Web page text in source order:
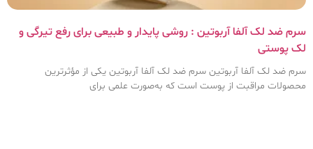
سرم ضد لک آلفا آربوتین : روشی پایدار و طبیعی برای رفع تیرگی و
لک پوستی
سرم ضد لک آلفا آربوتین سرم ضد لک آلفا آربوتین یکی از مؤثرترین
محصولات مراقبت از پوست است که به‌صورت علمی برای